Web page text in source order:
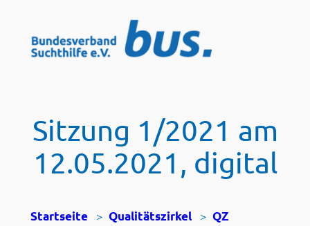
springen
Sitzung 1/2021 am
12.05.2021, digital
Startseite> Qualitätszirkel> QZ